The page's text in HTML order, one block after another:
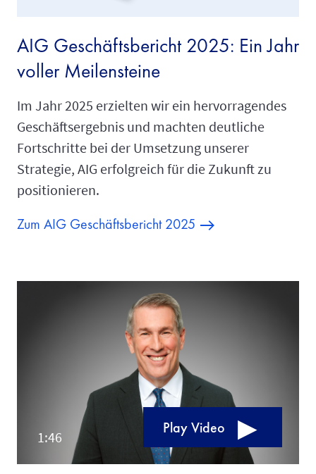
AIG Geschäftsbericht 2025: Ein Jahr
voller Meilensteine
Im Jahr 2025 erzielten wir ein hervorragendes
Geschäftsergebnis und machten deutliche
Fortschritte bei der Umsetzung unserer
Strategie, AIG erfolgreich für die Zukunft zu
positionieren.
Zum AIG Geschäftsbericht 2025
Play Video